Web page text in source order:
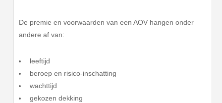
De premie en voorwaarden van een AOV hangen onder
andere af van:
leeftijd
beroep en risico-inschatting
wachttijd
gekozen dekking